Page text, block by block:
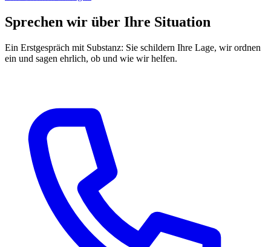
Sprechen wir über Ihre Situation
Ein Erstgespräch mit Substanz: Sie schildern Ihre Lage, wir ordnen
ein und sagen ehrlich, ob und wie wir helfen.